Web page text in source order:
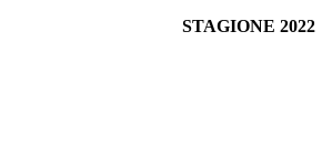
STAGIONE 2022